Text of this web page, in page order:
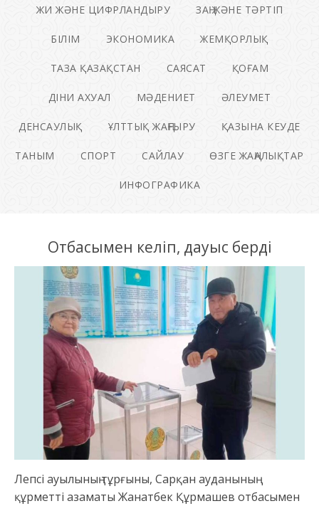
ЖИ ЖӘНЕ ЦИФРЛАНДЫРУ ЗАҢ ЖӘНЕ ТӘРТІП
БІЛІМ ЭКОНОМИКА ЖЕМҚОРЛЫҚ
ТАЗА ҚАЗАҚСТАН САЯСАТ ҚОҒАМ
ДІНИ АХУАЛ МӘДЕНИЕТ ӘЛЕУМЕТ
ДЕНСАУЛЫҚ ҰЛТТЫҚ ЖАҢҒЫРУ ҚАЗЫНА КЕУДЕ
ТАНЫМ СПОРТ САЙЛАУ ӨЗГЕ ЖАҢАЛЫҚТАР
ИНФОГРАФИКА
Отбасымен келіп, дауыс берді
Лепсі ауылының тұрғыны, Сарқан ауданының
құрметті азаматы Жанатбек Құрмашев отбасымен